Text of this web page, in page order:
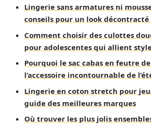
Lingerie sans armatures ni
conseils pour un look
Comment choisir des culottes
pour adolescentes qui allient
Pourquoi le sac cabas en feutre
l’accessoire incontournable de
Lingerie en coton stretch pour
guide des meilleures marques
Où trouver les plus jolis